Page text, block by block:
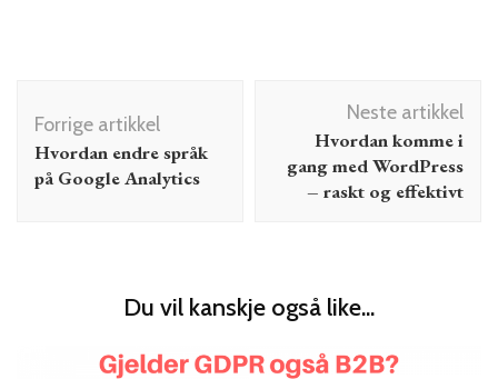
Forrige artikkel
Hvordan endre språk
på Google Analytics
Neste artikkel
Hvordan komme i
gang med WordPress
– raskt og effektivt
Du vil kanskje også like...